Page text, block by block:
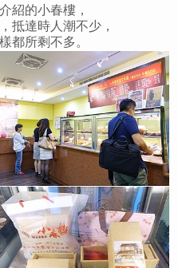
紹的小春樓，
抵達時人潮不少，
都所剩不多。